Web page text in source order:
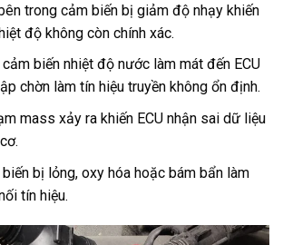
trong cảm biến bị giảm độ nhạy khiến
độ không còn chính xác.
biến nhiệt độ nước làm mát đến ECU
chờn làm tín hiệu truyền không ổn định.
mass xảy ra khiến ECU nhận sai dữ liệu
bị lỏng, oxy hóa hoặc bám bẩn làm
tín hiệu.